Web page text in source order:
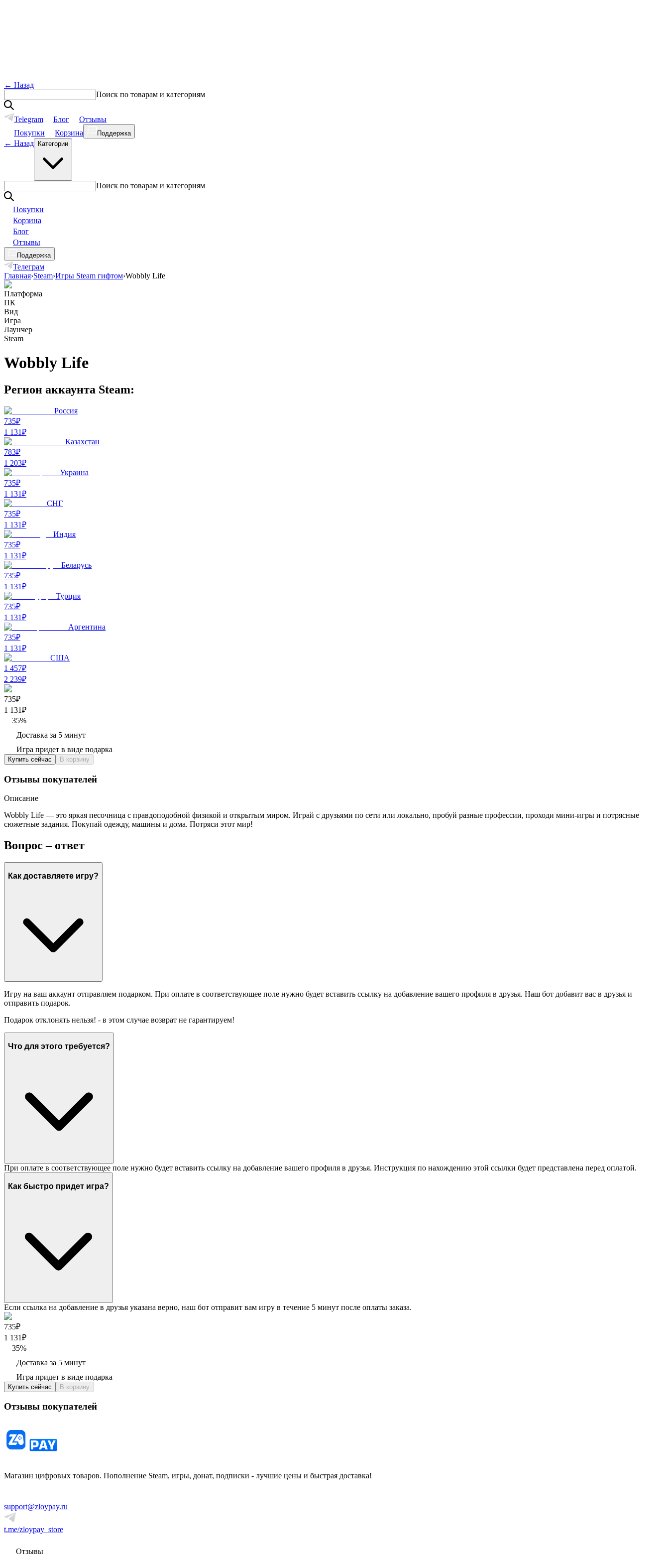
← Назад
Поиск по товарам и категориям
Telegram Блог
Отзывы
Покупки
Корзина Поддержка
← Назад Категории
Поиск по товарам и категориям
Покупки
Корзина
Блог
Отзывы
Поддержка
Телеграм
Главная›Steam›Игры Steam гифтом›Wobbly Life
Платформа
ПК
Вид
Игра
Лаунчер
Steam
Wobbly Life
Регион аккаунта Steam:
Россия
735₽
1 131₽
Казахстан
783₽
1 203₽
Украина
735₽
1 131₽
СНГ
735₽
1 131₽
Индия
735₽
1 131₽
Беларусь
735₽
1 131₽
Турция
735₽
1 131₽
Аргентина
735₽
1 131₽
США
1 457₽
2 239₽
735₽
1 131₽
35%
Доставка за 5 минут
Игра придет в виде подарка
Купить сейчас В корзину
Отзывы покупателей
Описание
Wobbly Life — это яркая песочница с правдоподобной физикой и открытым миром. Играй с друзьями по сети или локально, пробуй разные профессии, проходи мини-игры и потрясные
сюжетные задания. Покупай одежду, машины и дома. Потряси этот мир!
Вопрос – ответ
Как доставляете игру?
Игру на ваш аккаунт отправляем подарком. При оплате в соответствующее поле нужно будет вставить ссылку на добавление вашего профиля в друзья. Наш бот добавит вас в друзья и
отправить подарок.
Подарок отклонять нельзя! - в этом случае возврат не гарантируем!
Что для этого требуется?
При оплате в соответствующее поле нужно будет вставить ссылку на добавление вашего профиля в друзья. Инструкция по нахождению этой ссылки будет представлена перед оплатой.
Как быстро придет игра?
Если ссылка на добавление в друзья указана верно, наш бот отправит вам игру в течение 5 минут после оплаты заказа.
735₽
1 131₽
35%
Доставка за 5 минут
Игра придет в виде подарка
Купить сейчас В корзину
Отзывы покупателей
Магазин цифровых товаров. Пополнение Steam, игры, донат, подписки - лучшие цены и быстрая доставка!
support@zloypay.ru
t.me/zloypay_store
Отзывы